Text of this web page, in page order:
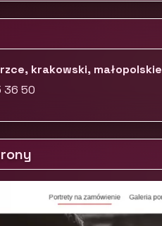
krakowski, małopolskie
36 50